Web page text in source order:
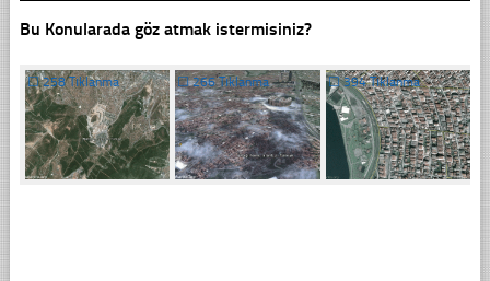
Bu Konularada göz atmak istermisiniz?
☐258 Tıklanma ☐266 Tıklanma ☐394 Tıklanma